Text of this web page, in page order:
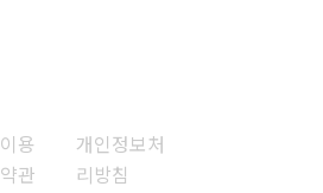
이용
약관
개인정보처
리방침